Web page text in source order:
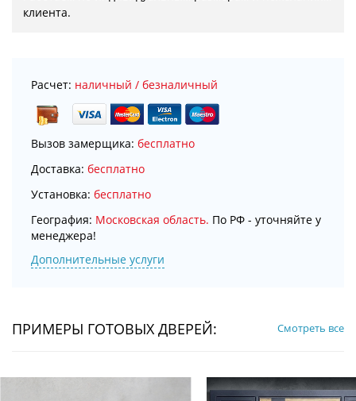
клиента.
Расчет: наличный / безналичный
Вызов замерщика: бесплатно
Доставка: бесплатно
Установка: бесплатно
География: Московская область. По РФ - уточняйте у
менеджера!
Дополнительные услуги
ПРИМЕРЫ ГОТОВЫХ ДВЕРЕЙ: Смотреть все